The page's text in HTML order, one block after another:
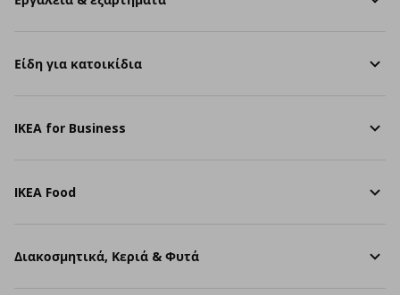
Είδη για κατοικίδια
IKEA for Business
IKEA Food
Διακοσμητικά, Κεριά & Φυτά